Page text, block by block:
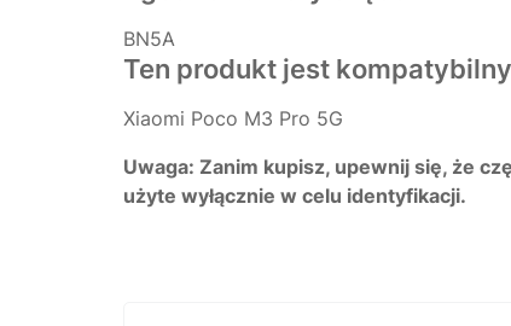
BN5A
Ten produkt jest
Xiaomi Poco M3 Pro 5G
Uwaga: Zanim kupisz, upewnij się, że
użyte wyłącznie w celu identyfikacji.